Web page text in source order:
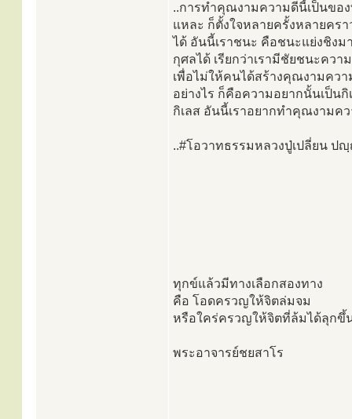
..การทำคุณงามความดีนี้เป็นขอ
แหละ ก็ตั้งใจหลายครั้งหลายคร
ได้ อันนี้เราชนะ คือชนะแย่งชิง
กุศลได้ เรียกว่าเรามีชัยชนะควา
เพื่อไม่ให้คนได้สร้างคุณงามควา
อย่างไร ก็คือความอยากนั้นเป็น
กิเลส อันนี้เราอยากทำคุณงามค
..#โอวาทธรรมหลวงปู่เปลี่ยน ป
ทุกข์แล้วมีทางเลือกสองทาง
คือ โอดครวญให้จิตล่มจม
หรือใคร่ครวญให้จิตที่ล้มได้ลุกขึ้
พระอาจารย์ชยสาโร